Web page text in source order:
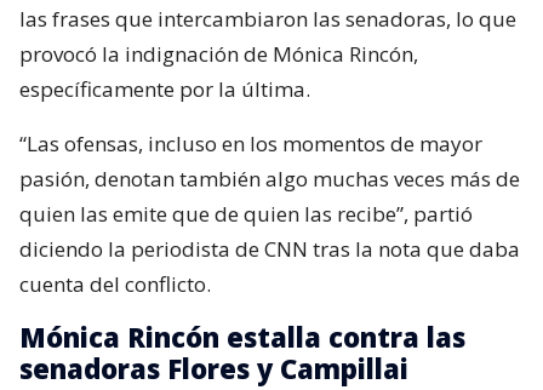
las frases que intercambiaron las senadoras, lo que
provocó la indignación de Mónica Rincón,
específicamente por la última.
“Las ofensas, incluso en los momentos de mayor
pasión, denotan también algo muchas veces más de
quien las emite que de quien las recibe”, partió
diciendo la periodista de CNN tras la nota que daba
cuenta del conflicto.
Mónica Rincón estalla contra las
senadoras Flores y Campillai